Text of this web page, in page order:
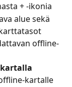
+ -ikonia
alue sekä
offline-
kartalle